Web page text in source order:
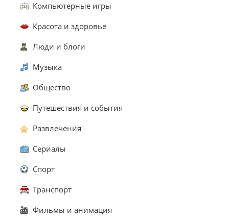
Компьютерные игры
Красота и здоровье
Люди и блоги
Музыка
Общество
Путешествия и события
Развлечения
Сериалы
Спорт
Транспорт
Фильмы и анимация